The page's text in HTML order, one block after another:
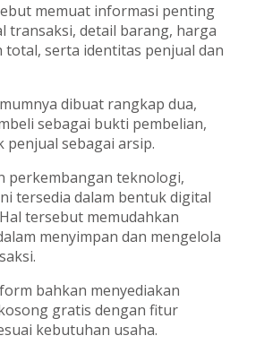
memuat informasi penting
transaksi, detail barang, harga
total, serta identitas penjual dan
dibuat rangkap dua,
sebagai bukti pembelian,
penjual sebagai arsip.
perkembangan teknologi,
tersedia dalam bentuk digital
tersebut memudahkan
menyimpan dan mengelola
bahkan menyediakan
gratis dengan fitur
kebutuhan usaha.